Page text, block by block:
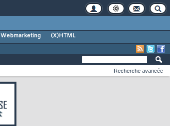
Webmarketing
(X)HTML
Recherche avancée